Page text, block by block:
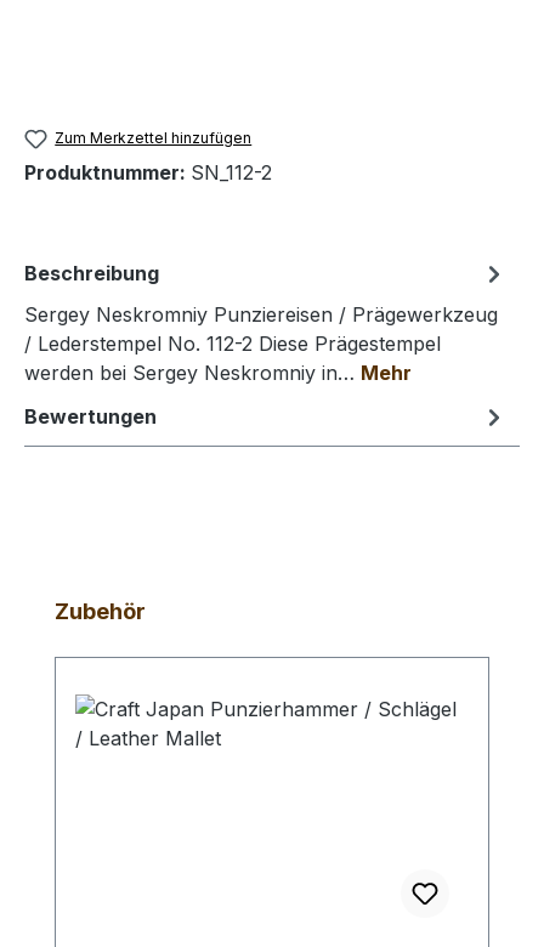
Zum Merkzettel hinzufügen
Produktnummer: SN_112-2
Beschreibung
Sergey Neskromniy Punziereisen / Prägewerkzeug
/ Lederstempel No. 112-2 Diese Prägestempel
werden bei Sergey Neskromniy in… Mehr
Bewertungen
Produktgalerie überspringen
Zubehör